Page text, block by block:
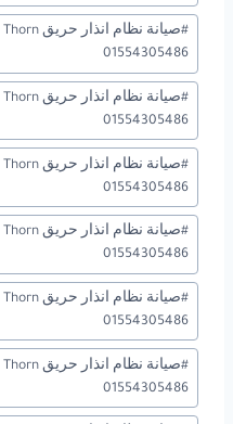
#
01554305486
#
01554305486
#
01554305486
#
01554305486
#
01554305486
#
01554305486